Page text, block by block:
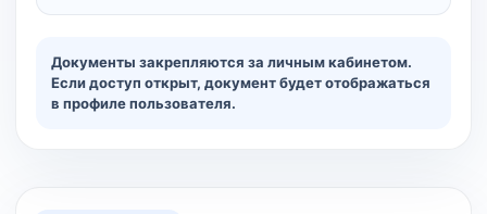
Документы закрепляются за личным кабинетом.
Если доступ открыт, документ будет отображаться
в профиле пользователя.